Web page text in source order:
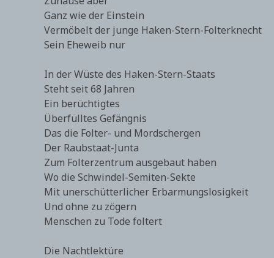
Ganz wie der Einstein
Vermöbelt der junge Haken-Stern-Folterknecht
Sein Eheweib nur
In der Wüste des Haken-Stern-Staats
Steht seit 68 Jahren
Ein berüchtigtes
Überfülltes Gefängnis
Das die Folter- und Mordschergen
Der Raubstaat-Junta
Zum Folterzentrum ausgebaut haben
Wo die Schwindel-Semiten-Sekte
Mit unerschütterlicher Erbarmungslosigkeit
Und ohne zu zögern
Menschen zu Tode foltert
Die Nachtlektüre